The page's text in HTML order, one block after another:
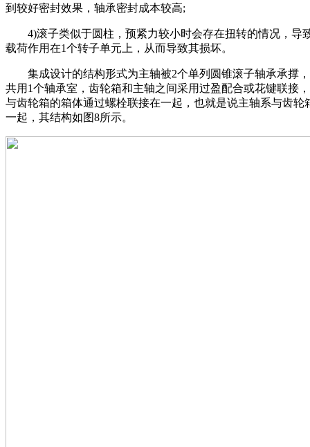
到较好密封效果，轴承密封成本较高;
4)滚子类似于圆柱，预紧力较小时会存在扭转的情况，导
载荷作用在1个转子单元上，从而导致其损坏。
集成设计的结构形式为主轴被2个单列圆锥滚子轴承承撑
共用1个轴承室，齿轮箱和主轴之间采用过盈配合或花键联接
与齿轮箱的箱体通过螺栓联接在一起，也就是说主轴系与齿轮
一起，其结构如图8所示。